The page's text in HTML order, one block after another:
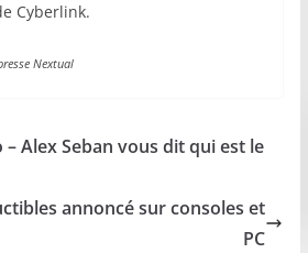
Cyberlink.
Nextual
– Alex Seban vous dit qui est le
annoncé sur consoles et
PC